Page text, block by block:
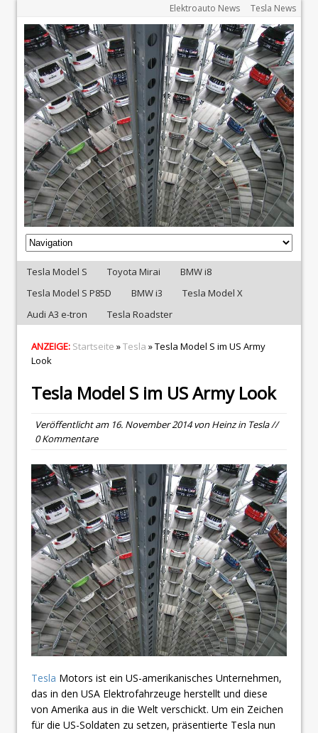
Elektroauto News Tesla News
Tesla Model S Toyota Mirai
BMW i8
Tesla Model S P85D
BMW i3
Tesla Model X
Audi A3 e-tron
Tesla Roadster
ANZEIGE: Startseite »Tesla » Tesla Model S im US Army
Look
Tesla Model S im US Army Look
Veröffentlicht am 16. November 2014vonHeinzin Tesla//
0 Kommentare
Tesla Motors ist ein US-amerikanisches Unternehmen,
das in den USA Elektrofahrzeuge herstellt und diese
von Amerika aus in die Welt verschickt. Um ein Zeichen
für die US-Soldaten zu setzen, präsentierte Tesla nun